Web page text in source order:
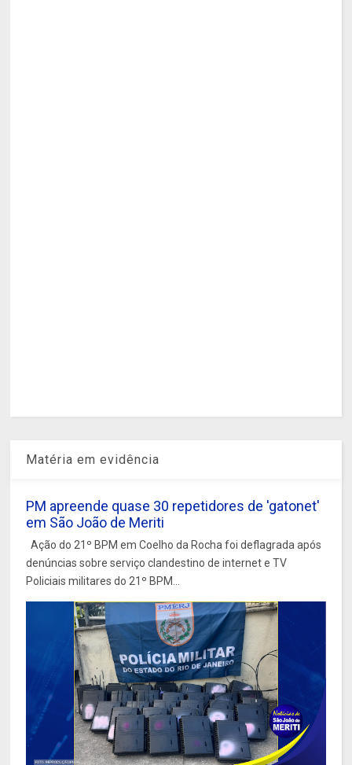
Matéria em evidência
PM apreende quase 30 repetidores de 'gatonet'
em São João de Meriti
Ação do 21º BPM em Coelho da Rocha foi deflagrada após
denúncias sobre serviço clandestino de internet e TV
Policiais militares do 21º BPM...